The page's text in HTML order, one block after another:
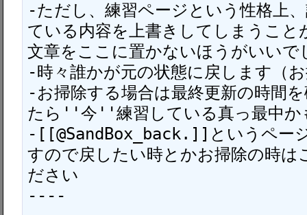
-ただし、練習ページという性格上
ている内容を上書きしてしまうこと
文章をここに置かないほうがいいで
-時々誰かが元の状態に戻します（
-お掃除する場合は最終更新の時間
たら''今''練習している真っ最中か
-[[@SandBox_back.]]というペー
すので戻したい時とかお掃除の時は
ださい
----